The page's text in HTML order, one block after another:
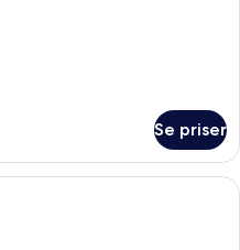
Se priser
En modern hotellobby med ett